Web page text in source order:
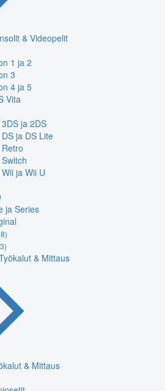
& Videopelit
1 ja 2
3
4 ja 5
Vita
ja 2DS
ja DS Lite
ja Wii U
ja Series
& Mittaus
& Mittaus